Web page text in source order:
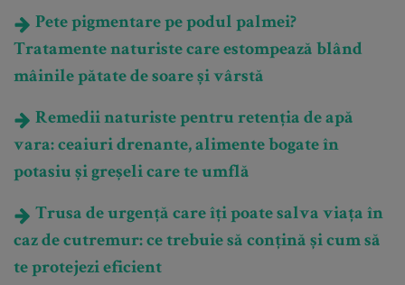
Pete pigmentare pe podul palmei?
Tratamente naturiste care estompează blând
mâinile pătate de soare și vârstă
Remedii naturiste pentru retenția de apă
vara: ceaiuri drenante, alimente bogate în
potasiu și greșeli care te umflă
Trusa de urgență care îți poate salva viața în
caz de cutremur: ce trebuie să conțină și cum să
te protejezi eficient